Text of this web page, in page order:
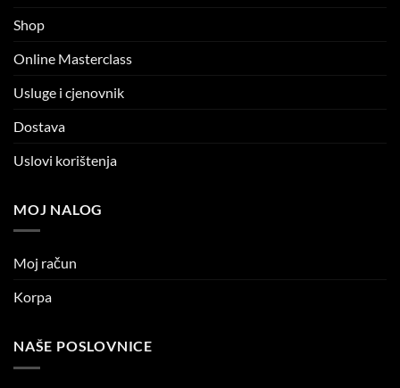
Shop
Online Masterclass
Usluge i cjenovnik
Dostava
Uslovi korištenja
MOJ NALOG
Moj račun
Korpa
NAŠE POSLOVNICE